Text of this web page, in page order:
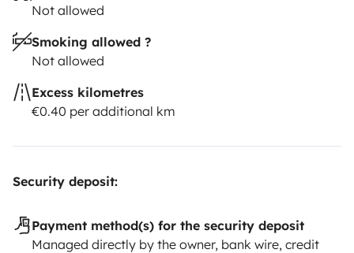
Not allowed
Smoking allowed ?
Not allowed
Excess kilometres
€0.40 per additional km
Security deposit:
Payment method(s) for the security deposit
Managed directly by the owner, bank wire, credit